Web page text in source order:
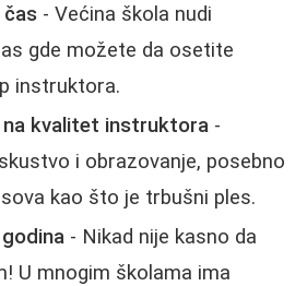
- Većina škola nudi
gde možete da osetite
instruktora.
kvalitet instruktora -
i obrazovanje, posebno
kao što je trbušni ples.
- Nikad nije kasno da
U mnogim školama ima